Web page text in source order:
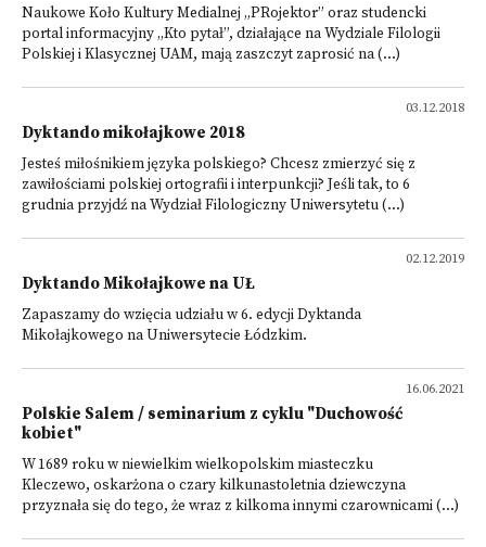
Naukowe Koło Kultury Medialnej „PRojektor” oraz studencki
portal informacyjny „Kto pytał”, działające na Wydziale Filologii
Polskiej i Klasycznej UAM, mają zaszczyt zaprosić na (...)
03.12.2018
Dyktando mikołajkowe 2018
Jesteś miłośnikiem języka polskiego? Chcesz zmierzyć się z
zawiłościami polskiej ortografii i interpunkcji? Jeśli tak, to 6
grudnia przyjdź na Wydział Filologiczny Uniwersytetu (...)
02.12.2019
Dyktando Mikołajkowe na UŁ
Zapaszamy do wzięcia udziału w 6. edycji Dyktanda
Mikołajkowego na Uniwersytecie Łódzkim.
16.06.2021
Polskie Salem / seminarium z cyklu "Duchowość
kobiet"
W 1689 roku w niewielkim wielkopolskim miasteczku
Kleczewo, oskarżona o czary kilkunastoletnia dziewczyna
przyznała się do tego, że wraz z kilkoma innymi czarownicami (...)